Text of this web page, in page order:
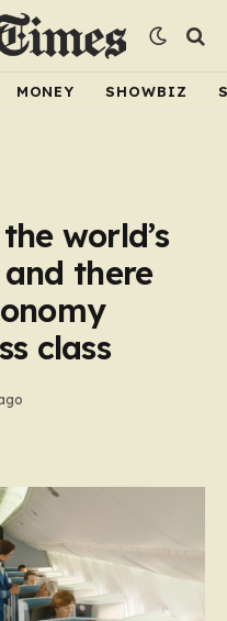
MONEY SHOWBIZ
world’s
there
class